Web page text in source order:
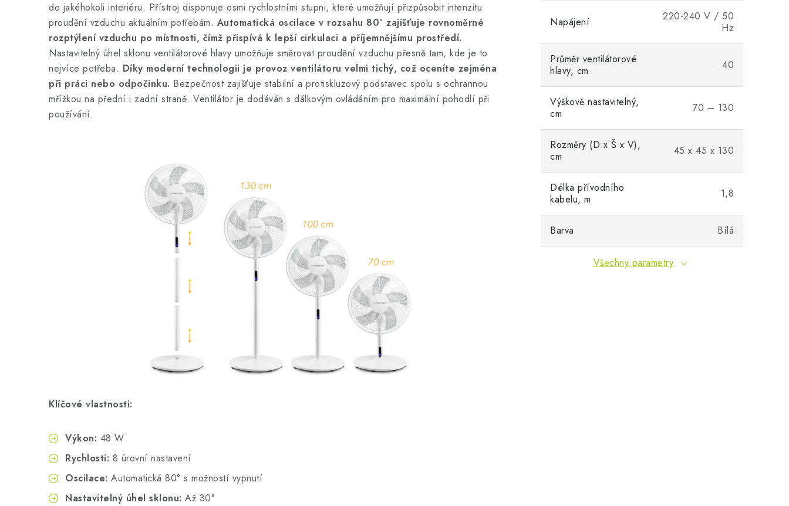
do jakéhokoli interiéru. Přístroj disponuje osmi rychlostními stupni, které umožňují přizpůsobit intenzitu
proudění vzduchu aktuálním potřebám. Automatická oscilace v rozsahu 80° zajišťuje rovnoměrné
rozptýlení vzduchu po místnosti, čímž přispívá k lepší cirkulaci a příjemnějšímu prostředí.
Nastavitelný úhel sklonu ventilátorové hlavy umožňuje směrovat proudění vzduchu přesně tam, kde je to
nejvíce potřeba. Díky moderní technologii je provoz ventilátoru velmi tichý, což oceníte zejména
při práci nebo odpočinku. Bezpečnost zajišťuje stabilní a protiskluzový podstavec spolu s ochrannou
mřížkou na přední i zadní straně. Ventilátor je dodáván s dálkovým ovládáním pro maximální pohodlí při
používání.
Klíčové vlastnosti:
Výkon: 48 W
Rychlosti: 8 úrovní nastavení
Oscilace: Automatická 80° s možností vypnutí
Nastavitelný úhel sklonu: Až 30°
Napájení
220-240 V / 50
Hz
Průměr ventilátorové
hlavy, cm
40
Výškově nastavitelný,
cm
70 – 130
Rozměry (D x Š x V),
cm
45 x 45 x 130
Délka přívodního
kabelu, m
1,8
Barva Bílá
Všechny parametry